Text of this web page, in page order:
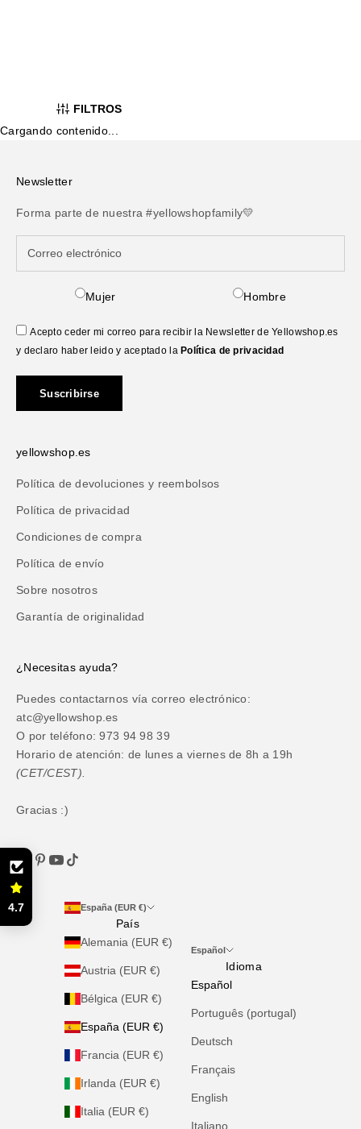
FILTROS
Cargando contenido...
Newsletter
Forma parte de nuestra #yellowshopfamily💛
Mujer Hombre
Acepto ceder mi correo para recibir la Newsletter de Yellowshop.es
y declaro haber leido y aceptado la Política de privacidad
Suscribirse
yellowshop.es
Política de devoluciones y reembolsos
Política de privacidad
Condiciones de compra
Política de envío
Sobre nosotros
Garantía de originalidad
¿Necesitas ayuda?
Puedes contactarnos vía correo electrónico:
atc@yellowshop.es
O por teléfono: 973 94 98 39
Horario de atención: de lunes a viernes de 8h a 19h
(CET/CEST).
Gracias :)
España (EUR €)
País
Alemania (EUR €)
Austria (EUR €)
Bélgica (EUR €)
España (EUR €)
Francia (EUR €)
Irlanda (EUR €)
Italia (EUR €)
Español
Idioma
Español
Português (portugal)
Deutsch
Français
English
Italiano
4.7